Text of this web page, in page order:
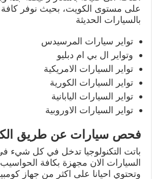
على مستوى الكويت، بحيث نوفر كافة
بالسيارات الحديثة
تواير سيارات المرسيدس
وتواير ال بي ام دبليو
تواير السيارات الامريكية
تواير السيارات الكورية
تواير السيارات اليابانية
تواير السيارات الاوروبية
فحص سيارات عن طريق
باتت التكنولوجيا تدخل في كل شيء في
السيارات الان مجهزة بكافة الحواسيب
وتحتوي احيانا على اكثر من جهاز